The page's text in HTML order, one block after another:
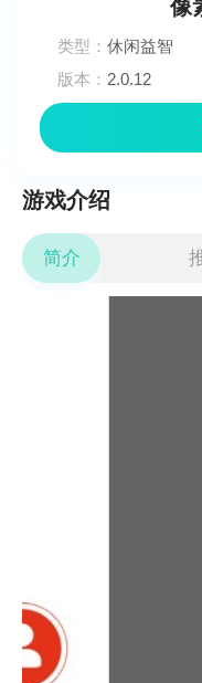
像
类型：休闲益智
版本： 2.0.12
游戏介绍
简介